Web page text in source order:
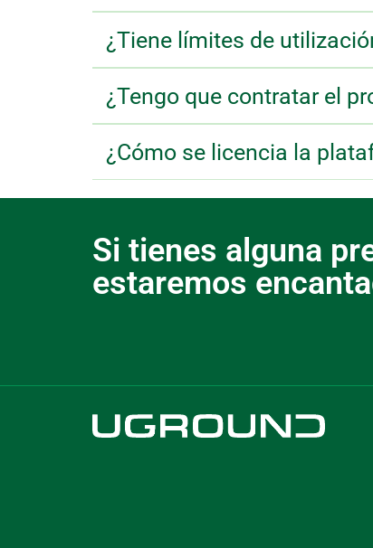
¿Tiene límites de
¿Tengo que contratar el
¿Cómo se licencia la
Si tienes alguna
estaremos